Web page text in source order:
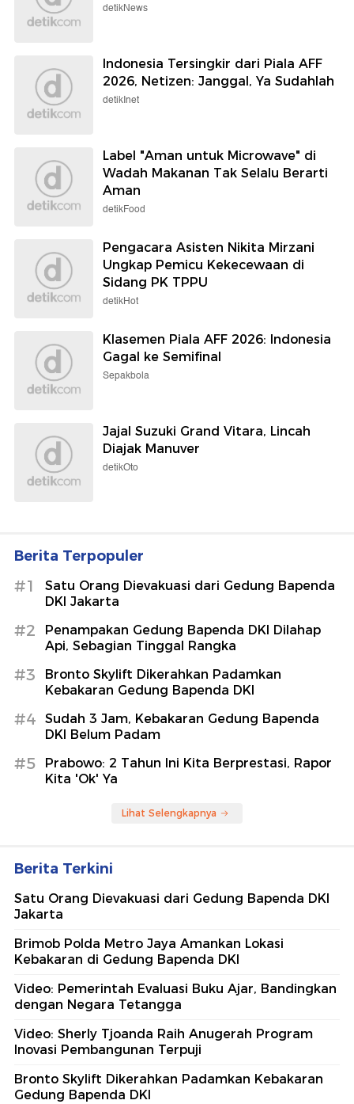
detikNews
Indonesia Tersingkir dari Piala AFF
2026, Netizen: Janggal, Ya Sudahlah
detikInet
Label "Aman untuk Microwave" di
Wadah Makanan Tak Selalu Berarti
Aman
detikFood
Pengacara Asisten Nikita Mirzani
Ungkap Pemicu Kekecewaan di
Sidang PK TPPU
detikHot
Klasemen Piala AFF 2026: Indonesia
Gagal ke Semifinal
Sepakbola
Jajal Suzuki Grand Vitara, Lincah
Diajak Manuver
detikOto
Berita Terpopuler
#1
Satu Orang Dievakuasi dari Gedung Bapenda
DKI Jakarta
#2
Penampakan Gedung Bapenda DKI Dilahap
Api, Sebagian Tinggal Rangka
#3
Bronto Skylift Dikerahkan Padamkan
Kebakaran Gedung Bapenda DKI
#4
Sudah 3 Jam, Kebakaran Gedung Bapenda
DKI Belum Padam
#5
Prabowo: 2 Tahun Ini Kita Berprestasi, Rapor
Kita 'Ok' Ya
Lihat Selengkapnya
Berita Terkini
Satu Orang Dievakuasi dari Gedung Bapenda DKI
Jakarta
Brimob Polda Metro Jaya Amankan Lokasi
Kebakaran di Gedung Bapenda DKI
Video: Pemerintah Evaluasi Buku Ajar, Bandingkan
dengan Negara Tetangga
Video: Sherly Tjoanda Raih Anugerah Program
Inovasi Pembangunan Terpuji
Bronto Skylift Dikerahkan Padamkan Kebakaran
Gedung Bapenda DKI